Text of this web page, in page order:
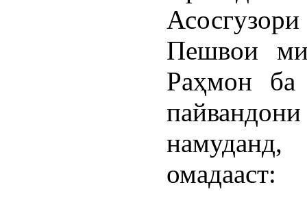
Пешвои
Раҳмон ба
омадааст: